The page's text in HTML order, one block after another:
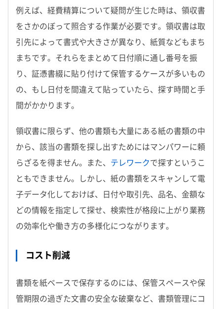
例えば、経費精算について疑問が生じた時は、領収書
をさかのぼって照合する作業が必要です。領収書は取
引先によって書式や大きさが異なり、紙質などもまち
まちです。それらをまとめて日付順に通し番号を振
り、証憑書綴に貼り付けて保管するケースが多いもの
の、もし日付を間違えて貼っていたら、探す時間と手
間がかかります。
領収書に限らず、他の書類も大量にある紙の書類の中
から、該当の書類を探し出すためにはマンパワーに頼
らざるを得ません。また、 テレワークで探すというこ
ともできません。しかし、紙の書類をスキャンして電
子データ化しておけば、日付や取引先、品名、金額な
どの情報を指定して探せ、検索性が格段に上がり業務
の効率化や働き方の多様化につながります。
コスト削減
書類を紙ベースで保存するのには、保管スペースや保
管期限の過ぎた文書の安全な破棄など、書類管理にコ